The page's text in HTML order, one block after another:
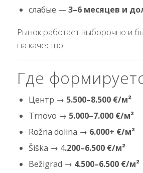
слабые —3–6 месяцев и
Рынок работает выборочно и
на качество.
Где
Центр → 5.500–8.500 €/м²
Trnovo → 5.000–7.000 €/м²
Rožna dolina → 6.000+ €/м²
Šiška → 4.200–6.500 €/м²
Bežigrad → 4.500–6.500 €/м²